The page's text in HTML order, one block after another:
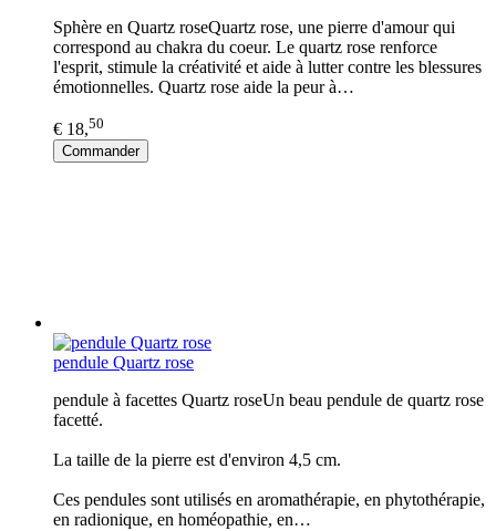
Sphère en Quartz roseQuartz rose, une pierre d'amour qui
correspond au chakra du coeur. Le quartz rose renforce
l'esprit, stimule la créativité et aide à lutter contre les blessures
émotionnelles. Quartz rose aide la peur à…
€ 18,50
Commander
pendule Quartz rose
pendule à facettes Quartz roseUn beau pendule de quartz rose
facetté.
La taille de la pierre est d'environ 4,5 cm.
Ces pendules sont utilisés en aromathérapie, en phytothérapie,
en radionique, en homéopathie, en…